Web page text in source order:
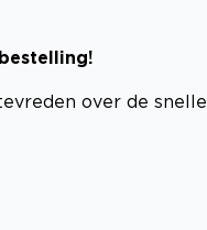
over de